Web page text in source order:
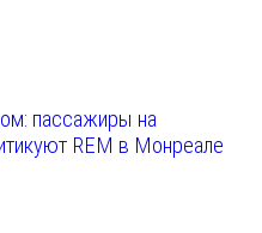
пассажиры на
REM в Монреале